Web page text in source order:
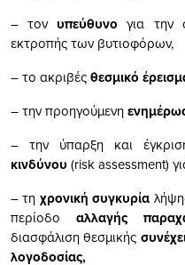
– τον υπεύθυνογια την
εκτροπής των βυτιοφόρων,
– το ακριβέςθεσμικό
– την προηγούμενη
– την ύπαρξη και
κινδύνου(risk assessment)
– τη χρονική συγκυρία
περίοδο αλλαγής
διασφάλιση θεσμικής
λογοδοσίας,